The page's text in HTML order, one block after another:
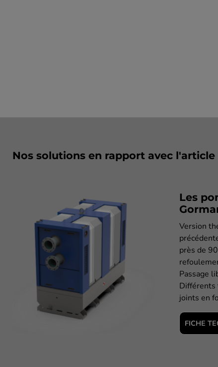
Nos solutions en rapport avec l'article
Les
Version
près de
Passage
Différents
joints en
FICHE